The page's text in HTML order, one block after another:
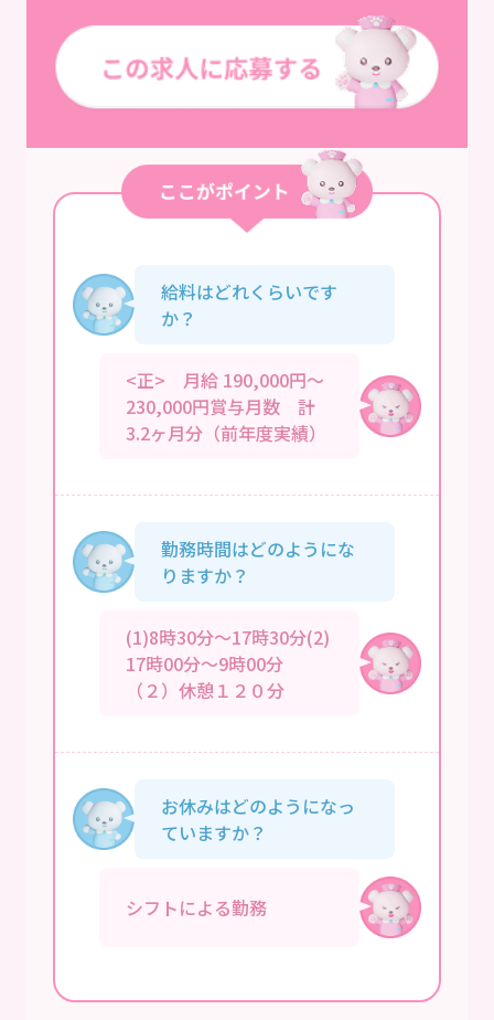
給料はどれくらいです
か？
<正> 月給 190,000円～
230,000円賞与月数 計
3.2ヶ月分（前年度実績）
勤務時間はどのようにな
りますか？
(1)8時30分～17時30分(2)
17時00分～9時00分
（２）休憩１２０分
お休みはどのようになっ
ていますか？
シフトによる勤務